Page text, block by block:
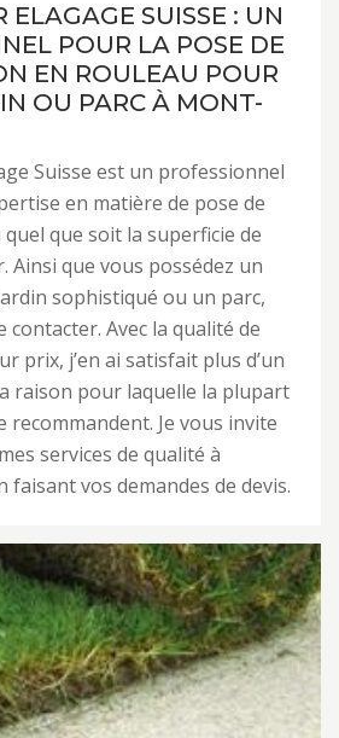
ELAGAGE SUISSE : UN
POUR LA POSE DE
EN ROULEAU POUR
OU PARC À MONT-
Suisse est un professionnel
en matière de pose de
que soit la superficie de
Ainsi que vous possédez un
sophistiqué ou un parc,
contacter. Avec la qualité de
prix, j’en ai satisfait plus d’un
raison pour laquelle la plupart
recommandent. Je vous invite
services de qualité à
faisant vos demandes de devis.